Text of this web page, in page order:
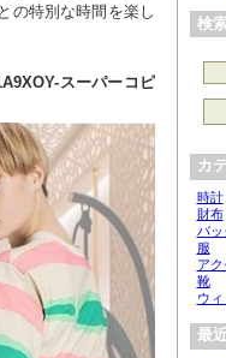
の特別な時間を楽し
スーパーコピ
検
カ
時計
財布
バッ
服
ア
靴
ウ
最